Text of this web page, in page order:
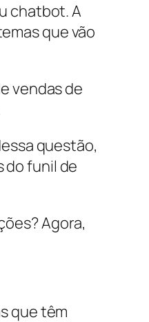
chatbot. A
que vão
vendas de
questão,
do funil de
Agora,
que têm